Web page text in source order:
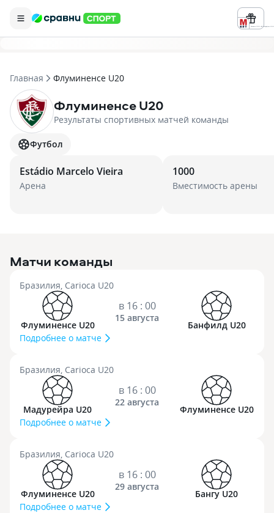
Реклама ООО «БК «Марафон» ИНН
Главная Флуминенсе U20
Флуминенсе U20
Результаты спортивных матчей команды
Футбол
Estádio Marcelo Vieira
Арена
1000
Вместимость арены
Матчи команды
Бразилия, Carioca U20
Флуминенсе U20
в 16 : 00
15 августа
Банфилд U20
Подробнее о матче
Бразилия, Carioca U20
Мадурейра U20
в 16 : 00
22 августа
Флуминенсе U20
Подробнее о матче
Бразилия, Carioca U20
Флуминенсе U20
в 16 : 00
29 августа
Бангу U20
Подробнее о матче